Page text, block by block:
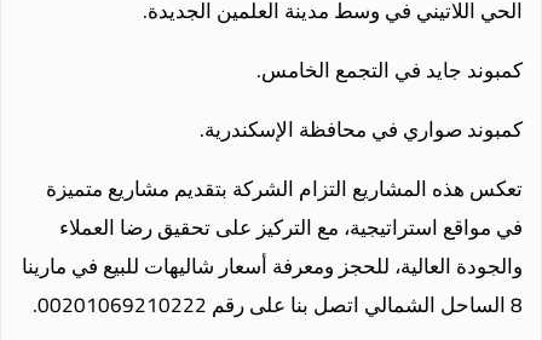
الحي اللاتيني في وسط مدينة العلمين الجديدة.
كمبوند جايد في التجمع الخامس.
كمبوند صواري في محافظة الإسكندرية.
تعكس هذه المشاريع التزام الشركة بتقديم مشاريع متميزة
في مواقع استراتيجية، مع التركيز على تحقيق رضا العملاء
والجودة العالية، للحجز ومعرفة أسعار شاليهات للبيع في مارينا
8 الساحل الشمالي اتصل بنا على رقم 00201069210222.